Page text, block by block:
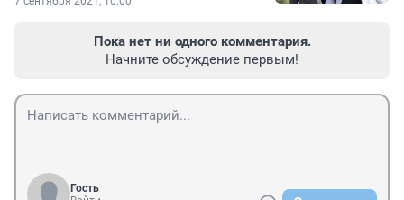
Пока нет ни одного комментария.
Начните обсуждение первым!
Гость